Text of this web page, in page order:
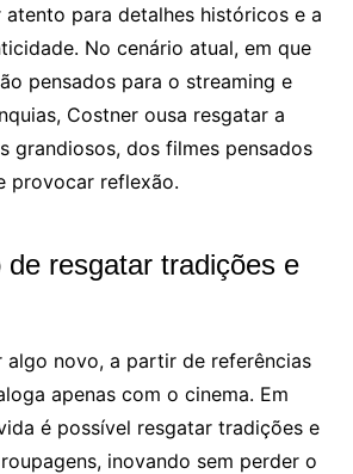
para detalhes históricos e a
No cenário atual, em que
pensados para o streaming e
Costner ousa resgatar a
grandiosos, dos filmes pensados
provocar reflexão.
de resgatar tradições e
algo novo, a partir de referências
apenas com o cinema. Em
é possível resgatar tradições e
inovando sem perder o